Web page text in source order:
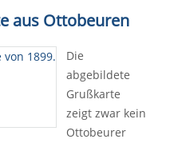
aus Ottobeuren
Die
abgebildete
Grußkarte
zeigt zwar kein
Ottobeurer